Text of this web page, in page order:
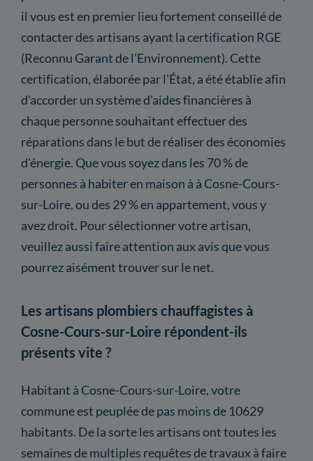
il vous est en premier lieu fortement conseillé de
contacter des artisans ayant la certification RGE
(Reconnu Garant de l'Environnement). Cette
certification, élaborée par l'État, a été établie afin
d'accorder un système d'aides financières à
chaque personne souhaitant effectuer des
réparations dans le but de réaliser des économies
d'énergie. Que vous soyez dans les 70 % de
personnes à habiter en maison à à Cosne-Cours-
sur-Loire, ou des 29 % en appartement, vous y
avez droit. Pour sélectionner votre artisan,
veuillez aussi faire attention aux avis que vous
pourrez aisément trouver sur le net.
Les artisans plombiers chauffagistes à
Cosne-Cours-sur-Loire répondent-ils
présents vite ?
Habitant à Cosne-Cours-sur-Loire, votre
commune est peuplée de pas moins de 10629
habitants. De la sorte les artisans ont toutes les
semaines de multiples requêtes de travaux à faire